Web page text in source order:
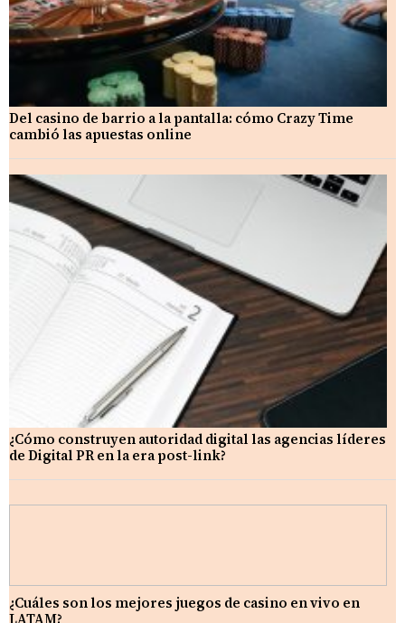
Del casino de barrio a la pantalla: cómo Crazy Time
cambió las apuestas online
¿Cómo construyen autoridad digital las agencias líderes
de Digital PR en la era post-link?
¿Cuáles son los mejores juegos de casino en vivo en
LATAM?